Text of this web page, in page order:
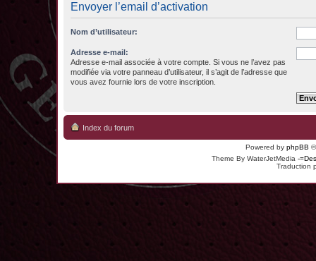
Envoyer l’email d’activation
Nom d’utilisateur:
Adresse e-mail:
Adresse e-mail associée à votre compte. Si vous ne l’avez pas
modifiée via votre panneau d’utilisateur, il s’agit de l’adresse que
vous avez fournie lors de votre inscription.
Index du forum
Powered by phpBB
Theme By WaterJetMedia -
Traduction